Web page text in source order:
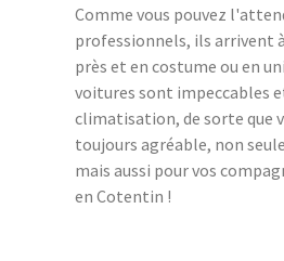
Comme vous pouvez
professionnels, ils arrivent
près et en costume ou en
voitures sont impeccables
climatisation, de sorte que
toujours agréable, non
mais aussi pour vos
en Cotentin !